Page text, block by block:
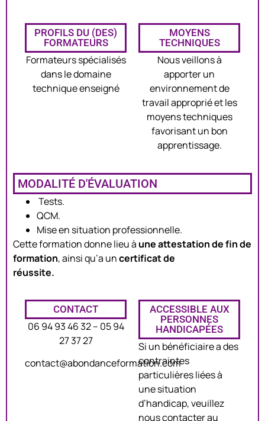
PROFILS DU (DES)
FORMATEURS
Formateurs spécialisés
dans le domaine
technique enseigné
MOYENS
TECHNIQUES
Nous veillons à
apporter un
environnement de
travail approprié et les
moyens techniques
favorisant un bon
apprentissage.
MODALITÉ D'ÉVALUATION
Tests.
QCM.
Mise en situation professionnelle.
Cette formation donne lieu à une attestation de fin de
formation, ainsi qu’a uncertificat de
réussite.
CONTACT
06 94 93 46 32 – 05 94
27 37 27
contact@abondanceformation.com
ACCESSIBLE AUX
PERSONNES
HANDICAPÉES
Si un bénéficiaire a des
contraintes
particulières liées à
une situation
d’handicap, veuillez
nous contacter au